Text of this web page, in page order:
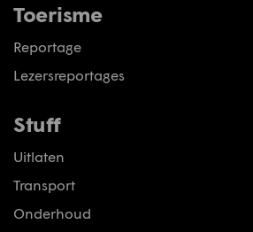
Toerisme
Reportage
Lezersreportages
Stuff
Uitlaten
Transport
Onderhoud